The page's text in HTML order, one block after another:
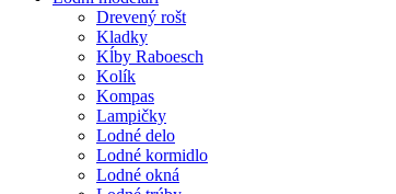
Drevený rošt
Kladky
Kĺby Raboesch
Kolík
Kompas
Lampičky
Lodné delo
Lodné kormidlo
Lodné okná